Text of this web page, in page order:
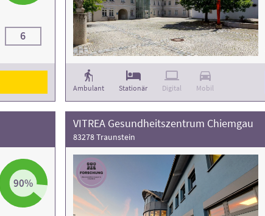
6
Ambulant Stationär Digital Mobil
90%
VITREA Gesundheitszentrum Chiemgau
83278 Traunstein